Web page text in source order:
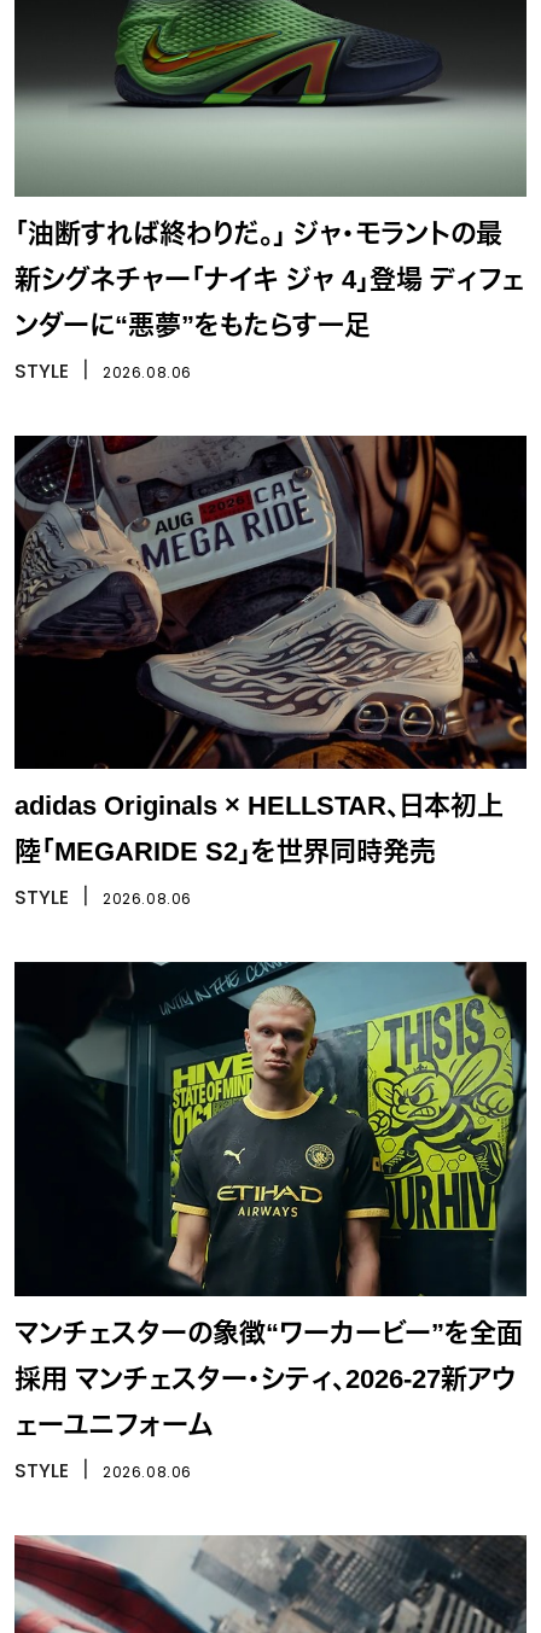
「油断すれば終わりだ。」 ジャ・モラントの最
新シグネチャー「ナイキ ジャ 4」登場 ディフェ
ンダーに“悪夢”をもたらす一足
STYLE 2026.08.06
adidas Originals × HELLSTAR、日本初上
陸「MEGARIDE S2」を世界同時発売
STYLE 2026.08.06
マンチェスターの象徴“ワーカービー”を全面
採用 マンチェスター・シティ、2026-27新アウ
ェーユニフォーム
STYLE 2026.08.06